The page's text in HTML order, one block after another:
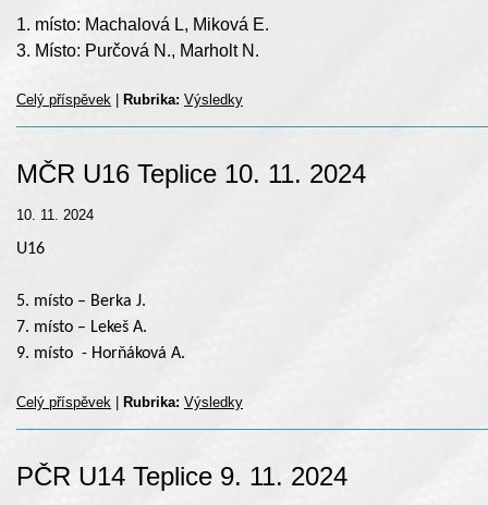
1. místo: Machalová L, Miková E.
3. Místo: Purčová N., Marholt N.
Celý příspěvek Rubrika: Výsledky
MČR U16 Teplice 10. 11. 2024
10. 11. 2024
U16
5. místo – Berka J.
7. místo – Lekeš A.
9. místo - Horňáková A.
Celý příspěvek Rubrika: Výsledky
PČR U14 Teplice 9. 11. 2024